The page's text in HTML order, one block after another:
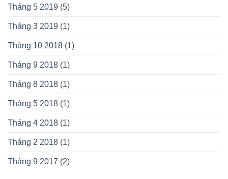
Tháng 5 2019 (5)
Tháng 3 2019 (1)
Tháng 10 2018 (1)
Tháng 9 2018 (1)
Tháng 8 2018 (1)
Tháng 5 2018 (1)
Tháng 4 2018 (1)
Tháng 2 2018 (1)
Tháng 9 2017 (2)